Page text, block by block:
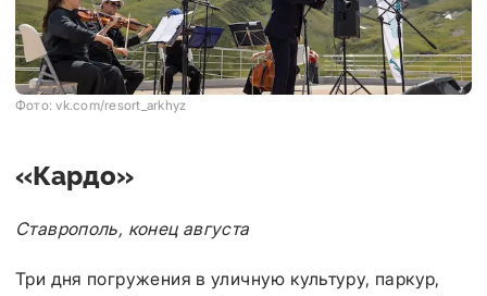
Фото: vk.com/resort_arkhyz
«Кардо»
Ставрополь, конец августа
Три дня погружения в уличную культуру, паркур,